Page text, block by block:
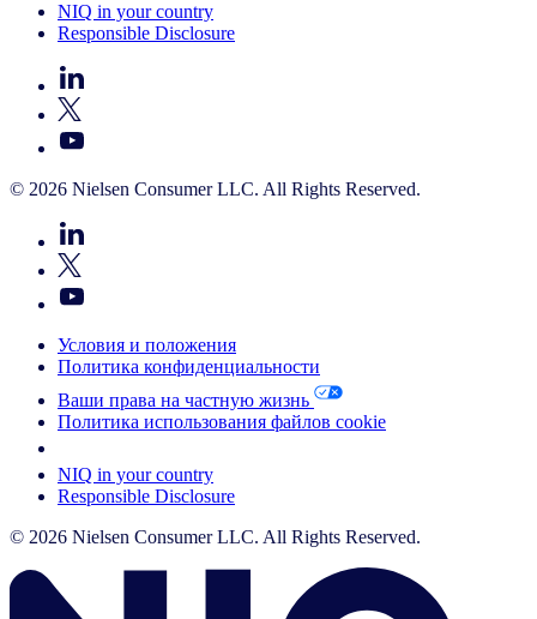
NIQ in your country
Responsible Disclosure
© 2026 Nielsen Consumer LLC. All Rights Reserved.
Условия и положения
Политика конфиденциальности
Ваши права на частную жизнь
Политика использования файлов cookie
NIQ in your country
Responsible Disclosure
© 2026 Nielsen Consumer LLC. All Rights Reserved.